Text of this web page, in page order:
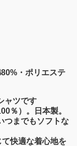
・ポリエステ
ャツです
％）。日本製。
つまでもソフトな
快適な着心地を